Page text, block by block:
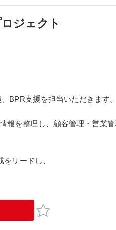
ジェクト
BPR支援を担当いただきます。
報を整理し、顧客管理・営業
リードし、
お気に入り